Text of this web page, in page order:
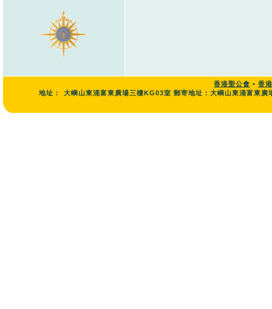
香港聖公會 • 香
地址：
大嶼山東涌富東廣場三樓KG03室 郵寄地址：大嶼山東涌富東